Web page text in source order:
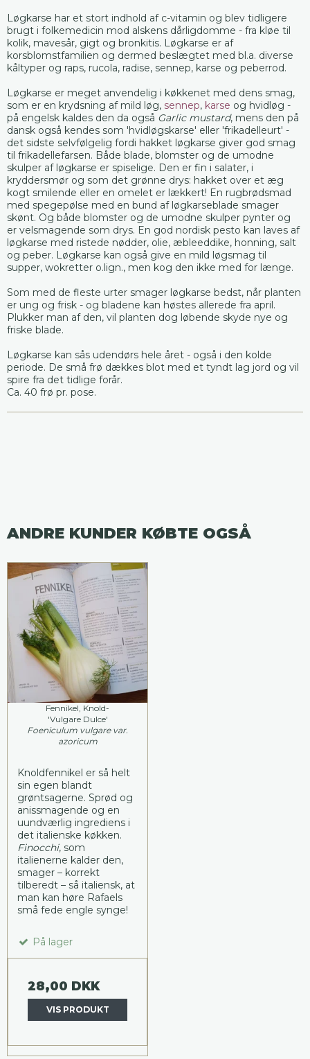
Løgkarse har et stort indhold af c-vitamin og blev tidligere
brugt i folkemedicin mod alskens dårligdomme - fra kløe til
kolik, mavesår, gigt og bronkitis. Løgkarse er af
korsblomstfamilien og dermed beslægtet med bl.a. diverse
kåltyper og raps, rucola, radise, sennep, karse og peberrod.
Løgkarse er meget anvendelig i køkkenet med dens smag,
som er en krydsning af mild løg, sennep, karse og hvidløg -
på engelsk kaldes den da også Garlic mustard, mens den på
dansk også kendes som 'hvidløgskarse' eller 'frikadelleurt' -
det sidste selvfølgelig fordi hakket løgkarse giver god smag
til frikadellefarsen. Både blade, blomster og de umodne
skulper af løgkarse er spiselige. Den er fin i salater, i
kryddersmør og som det grønne drys: hakket over et æg
kogt smilende eller en omelet er lækkert! En rugbrødsmad
med spegepølse med en bund af løgkarseblade smager
skønt. Og både blomster og de umodne skulper pynter og
er velsmagende som drys. En god nordisk pesto kan laves af
løgkarse med ristede nødder, olie, æbleeddike, honning, salt
og peber. Løgkarse kan også give en mild løgsmag til
supper, wokretter o.lign., men kog den ikke med for længe.
Som med de fleste urter smager løgkarse bedst, når planten
er ung og frisk - og bladene kan høstes allerede fra april.
Plukker man af den, vil planten dog løbende skyde nye og
friske blade.
Løgkarse kan sås udendørs hele året - også i den kolde
periode. De små frø dækkes blot med et tyndt lag jord og vil
spire fra det tidlige forår.
Ca. 40 frø pr. pose.
ANDRE KUNDER KØBTE OGSÅ
Fennikel, Knold-
'Vulgare Dulce'
Foeniculum vulgare var.
azoricum
Knoldfennikel er så helt
sin egen blandt
grøntsagerne. Sprød og
anissmagende og en
uundværlig ingrediens i
det italienske køkken.
Finocchi, som
italienerne kalder den,
smager – korrekt
tilberedt – så italiensk, at
man kan høre Rafaels
små fede engle synge!
På lager
28,00 DKK
VIS PRODUKT